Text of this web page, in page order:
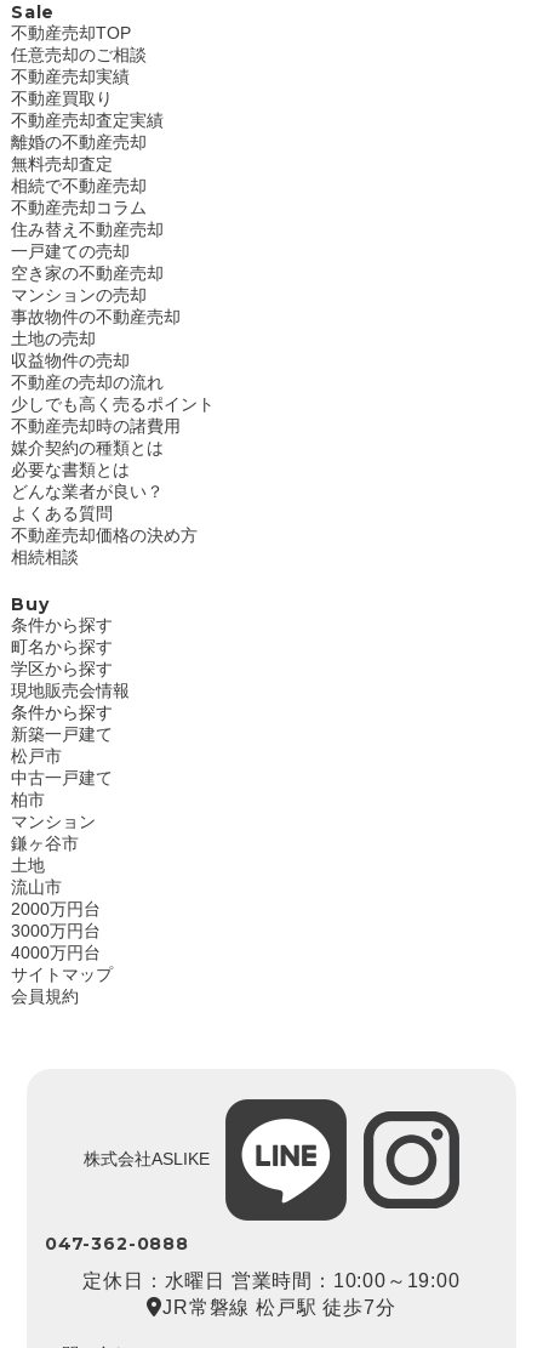
Sale
不動産売却TOP
任意売却のご相談
不動産売却実績
不動産買取り
不動産売却査定実績
離婚の不動産売却
無料売却査定
相続で不動産売却
不動産売却コラム
住み替え不動産売却
一戸建ての売却
空き家の不動産売却
マンションの売却
事故物件の不動産売却
土地の売却
収益物件の売却
不動産の売却の流れ
少しでも高く売るポイント
不動産売却時の諸費用
媒介契約の種類とは
必要な書類とは
どんな業者が良い？
よくある質問
不動産売却価格の決め方
相続相談
Buy
条件から探す
町名から探す
学区から探す
現地販売会情報
条件から探す
新築一戸建て
松戸市
中古一戸建て
柏市
マンション
鎌ヶ谷市
土地
流山市
2000万円台
3000万円台
4000万円台
サイトマップ
会員規約
株式会社ASLIKE
047-362-0888
定休日：水曜日 営業時間：10:00～19:00
JR常磐線 松戸駅 徒歩7分